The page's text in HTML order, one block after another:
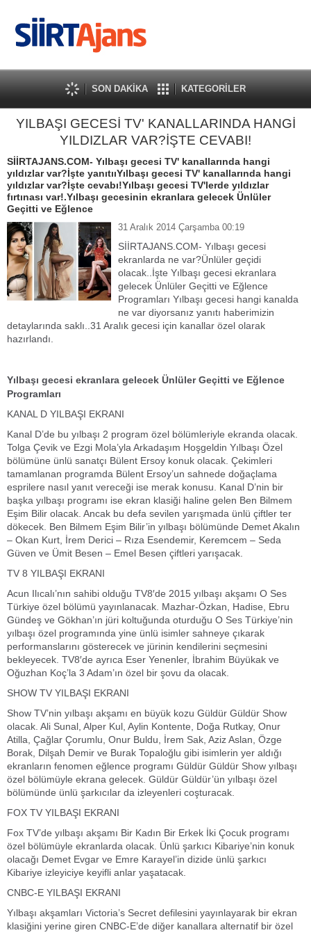
SON DAKİKA KATEGORİLER
YILBAŞI GECESİ TV' KANALLARINDA HANGİ
YILDIZLAR VAR?İŞTE CEVABI!
SİİRTAJANS.COM- Yılbaşı gecesi TV' kanallarında hangi
yıldızlar var?İşte yanıtııYılbaşı gecesi TV' kanallarında hangi
yıldızlar var?İşte cevabı!Yılbaşı gecesi TV'lerde yıldızlar
fırtınası var!.Yılbaşı gecesinin ekranlara gelecek Ünlüler
Geçitti ve Eğlence
31 Aralık 2014 Çarşamba 00:19
SİİRTAJANS.COM- Yılbaşı gecesi
ekranlarda ne var?Ünlüler geçidi
olacak..İşte Yılbaşı gecesi ekranlara
gelecek Ünlüler Geçitti ve Eğlence
Programları Yılbaşı gecesi hangi kanalda
ne var diyorsanız yanıtı haberimizin
detaylarında saklı..31 Aralık gecesi için kanallar özel olarak
hazırlandı.
Yılbaşı gecesi ekranlara gelecek Ünlüler Geçitti ve Eğlence
Programları
KANAL D YILBAŞI EKRANI
Kanal D’de bu yılbaşı 2 program özel bölümleriyle ekranda olacak.
Tolga Çevik ve Ezgi Mola’yla Arkadaşım Hoşgeldin Yılbaşı Özel
bölümüne ünlü sanatçı Bülent Ersoy konuk olacak. Çekimleri
tamamlanan programda Bülent Ersoy’un sahnede doğaçlama
esprilere nasıl yanıt vereceği ise merak konusu. Kanal D’nin bir
başka yılbaşı programı ise ekran klasiği haline gelen Ben Bilmem
Eşim Bilir olacak. Ancak bu defa sevilen yarışmada ünlü çiftler ter
dökecek. Ben Bilmem Eşim Bilir’in yılbaşı bölümünde Demet Akalın
– Okan Kurt, İrem Derici – Rıza Esendemir, Keremcem – Seda
Güven ve Ümit Besen – Emel Besen çiftleri yarışacak.
TV 8 YILBAŞI EKRANI
Acun Ilıcalı’nın sahibi olduğu TV8′de 2015 yılbaşı akşamı O Ses
Türkiye özel bölümü yayınlanacak. Mazhar-Özkan, Hadise, Ebru
Gündeş ve Gökhan’ın jüri koltuğunda oturduğu O Ses Türkiye’nin
yılbaşı özel programında yine ünlü isimler sahneye çıkarak
performanslarını gösterecek ve jürinin kendilerini seçmesini
bekleyecek. TV8′de ayrıca Eser Yenenler, İbrahim Büyükak ve
Oğuzhan Koç’la 3 Adam’ın özel bir şovu da olacak.
SHOW TV YILBAŞI EKRANI
Show TV’nin yılbaşı akşamı en büyük kozu Güldür Güldür Show
olacak. Ali Sunal, Alper Kul, Aylin Kontente, Doğa Rutkay, Onur
Atilla, Çağlar Çorumlu, Onur Buldu, İrem Sak, Aziz Aslan, Özge
Borak, Dilşah Demir ve Burak Topaloğlu gibi isimlerin yer aldığı
ekranların fenomen eğlence programı Güldür Güldür Show yılbaşı
özel bölümüyle ekrana gelecek. Güldür Güldür’ün yılbaşı özel
bölümünde ünlü şarkıcılar da izleyenleri coşturacak.
FOX TV YILBAŞI EKRANI
Fox TV’de yılbaşı akşamı Bir Kadın Bir Erkek İki Çocuk programı
özel bölümüyle ekranlarda olacak. Ünlü şarkıcı Kibariye’nin konuk
olacağı Demet Evgar ve Emre Karayel’in dizide ünlü şarkıcı
Kibariye izleyiciye keyifli anlar yaşatacak.
CNBC-E YILBAŞI EKRANI
Yılbaşı akşamları Victoria’s Secret defilesini yayınlayarak bir ekran
klasiğini yerine giren CNBC-E’de diğer kanallara alternatif bir özel